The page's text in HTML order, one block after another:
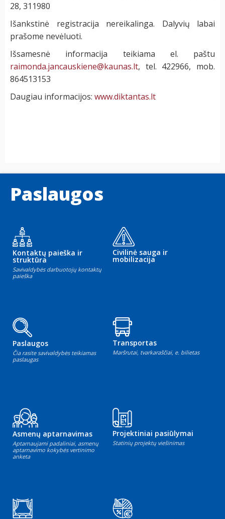
28, 311980
Išankstinė registracija nereikalinga. Dalyvių labai
prašome nevėluoti.
Išsamesnė informacija teikiama el. paštu
raimonda.jancauskiene@kaunas.lt, tel. 422966, mob.
864513153
Daugiau informacijos: www.diktantas.lt
Paslaugos
Kontaktų paieška ir
struktūra
Savivaldybės darbuotojų kontaktų
paieška
Civilinė sauga ir
mobilizacija
Paslaugos
Čia rasite savivaldybės teikiamas
paslaugas
Transportas
Maršrutai, tvarkaraščiai, e. bilietas
Asmenų aptarnavimas
Aptarnaujami padaliniai, asmenų
aptarnavimo kokybės vertinimo
anketa
Projektiniai pasiūlymai
Statinių projektų viešinimas